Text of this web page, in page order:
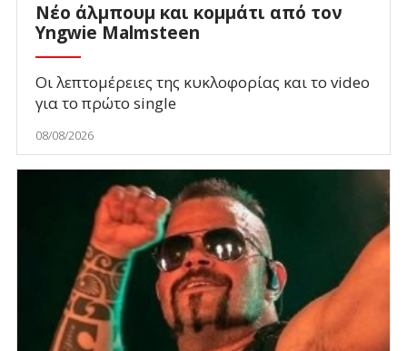
Νέο άλμπουμ και κομμάτι από τον
Yngwie Malmsteen
Οι λεπτομέρειες της κυκλοφορίας και το video
για το πρώτο single
08/08/2026